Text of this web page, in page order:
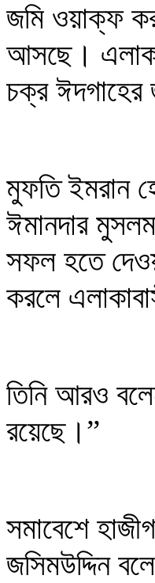
জমি ওয়াক্‌ফ
আসছে।
চক্র ঈদগাহের
মুফতি ইমরান
ঈমানদার
সফল হতে
করলে
তিনি আরও
রয়েছে।”
সমাবেশে
জসিমউদ্দিন